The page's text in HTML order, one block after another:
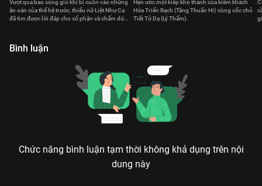
Vượt qua bao sóng gió khi bị cuốn vào những
ân oán của thế hệ trước, thiếu nữ Liệt Như Ca
đã tìm được lời đáp cho số phận và chấm dứt
Hẹn ước một kiếp khó thành của kiếm khách
Hứa Triển Bạch (Tăng Thuấn Hi) cùng cốc chủ
Tiết Tử Dạ (Lý Thấm).
Bình luận
Chức năng bình luận tạm thời không khả dụng trên nội
dung này